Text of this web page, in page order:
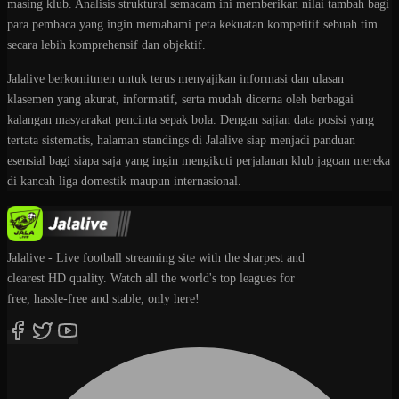
masing klub. Analisis struktural semacam ini memberikan nilai tambah bagi
para pembaca yang ingin memahami peta kekuatan kompetitif sebuah tim
secara lebih komprehensif dan objektif.
Jalalive berkomitmen untuk terus menyajikan informasi dan ulasan
klasemen yang akurat, informatif, serta mudah dicerna oleh berbagai
kalangan masyarakat pencinta sepak bola. Dengan sajian data posisi yang
tertata sistematis, halaman standings di Jalalive siap menjadi panduan
esensial bagi siapa saja yang ingin mengikuti perjalanan klub jagoan mereka
di kancah liga domestik maupun internasional.
Jalalive - Live football streaming site with the sharpest and
clearest HD quality. Watch all the world's top leagues for
free, hassle-free and stable, only here!